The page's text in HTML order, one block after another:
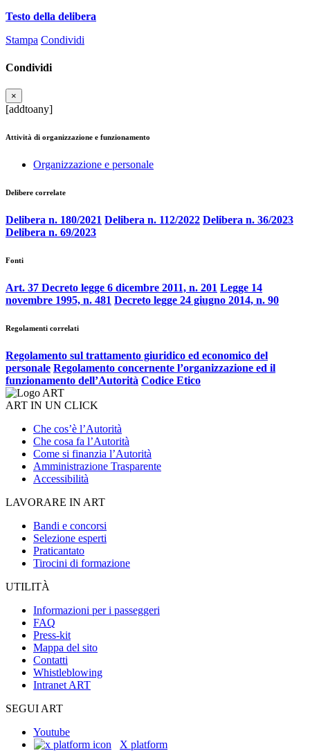
Testo della delibera
Stampa Condividi
Condividi
×
[addtoany]
Attività di organizzazione e funzionamento
Organizzazione e personale
Delibere correlate
Delibera n. 180/2021 Delibera n. 112/2022 Delibera n. 36/2023
Delibera n. 69/2023
Fonti
Art. 37 Decreto legge 6 dicembre 2011, n. 201 Legge 14
novembre 1995, n. 481 Decreto legge 24 giugno 2014, n. 90
Regolamenti correlati
Regolamento sul trattamento giuridico ed economico del
personale Regolamento concernente l’organizzazione ed il
funzionamento dell’Autorità Codice Etico
ART IN UN CLICK
Che cos’è l’Autorità
Che cosa fa l’Autorità
Come si finanzia l’Autorità
Amministrazione Trasparente
Accessibilità
LAVORARE IN ART
Bandi e concorsi
Selezione esperti
Praticantato
Tirocini di formazione
UTILITÀ
Informazioni per i passeggeri
FAQ
Press-kit
Mappa del sito
Contatti
Whistleblowing
Intranet ART
SEGUI ART
Youtube
X platform